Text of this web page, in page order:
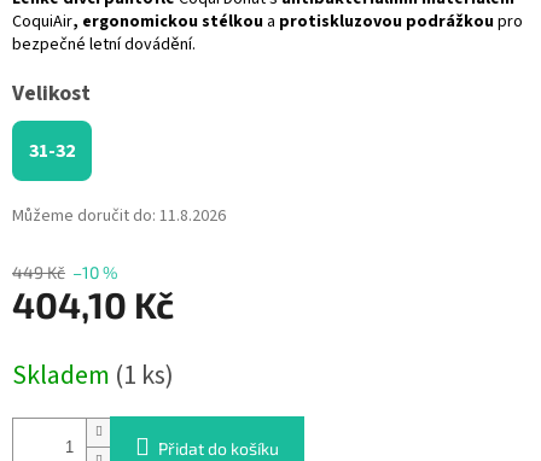
449 Kč –10 %
404,10 Kč
cena:
Skladem (1 ks)
Velikost
31-32
Můžeme doručit do: 11.8.2026
Přidat do košíku
CoquiAir, ergonomickoustélkou a protiskluzovou podrážkoupro
bezpečné letní dovádění.